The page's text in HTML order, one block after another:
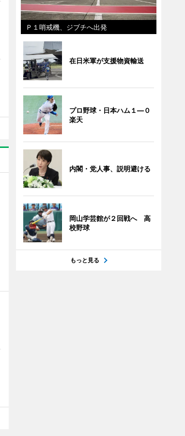
Ｐ１哨戒機、ジブチへ出発
在日米軍が支援物資輸送
プロ野球・日本ハム１―０
楽天
内閣・党人事、説明避ける
岡山学芸館が２回戦へ 高
校野球
もっと見る